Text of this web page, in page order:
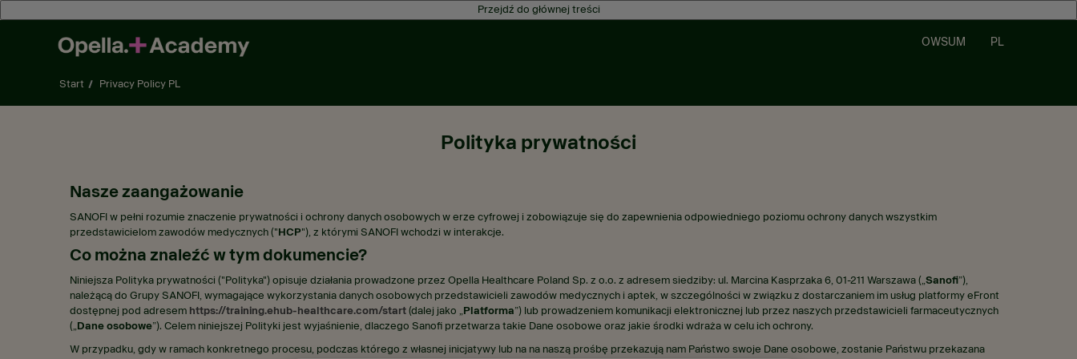
Przejdź do głównej treści
Przejdź do głównej treści
OWSUM PL
Start Privacy Policy PL
Polityka prywatności
Nasze zaangażowanie
SANOFI w pełni rozumie znaczenie prywatności i ochrony danych osobowych w erze cyfrowej i zobowiązuje się do zapewnienia odpowiedniego poziomu ochrony danych wszystkim
przedstawicielom zawodów medycznych (" HCP"), z którymi SANOFI wchodzi w interakcje.
Co można znaleźć w tym dokumencie?
Niniejsza Polityka prywatności ("Polityka") opisuje działania prowadzone przez Opella Healthcare Poland Sp. z o.o. z adresem siedziby: ul. Marcina Kasprzaka 6, 01-211 Warszawa („Sanofi”),
należącą do Grupy SANOFI, wymagające wykorzystania danych osobowych przedstawicieli zawodów medycznych i aptek, w szczególności w związku z dostarczaniem im usług platformy eFront
dostępnej pod adresem https://training.ehub-healthcare.com/start (dalej jako „ Platforma”) lub prowadzeniem komunikacji elektronicznej lub przez naszych przedstawicieli farmaceutycznych
(„ Dane osobowe”). Celem niniejszej Polityki jest wyjaśnienie, dlaczego Sanofi przetwarza takie Dane osobowe oraz jakie środki wdraża w celu ich ochrony.
W przypadku, gdy w ramach konkretnego procesu, podczas którego z własnej inicjatywy lub na na naszą prośbę przekazują nam Państwo swoje Dane osobowe, zostanie Państwu przekazana